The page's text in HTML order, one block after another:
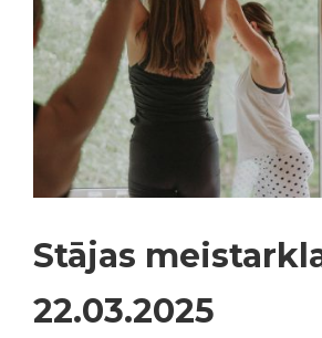
Stājas
22.03.2025